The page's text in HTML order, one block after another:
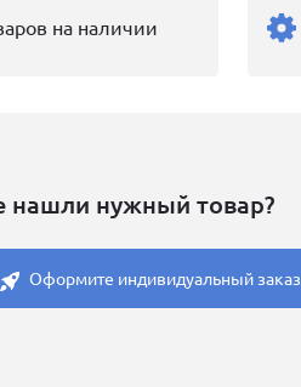
на наличии
нашли нужный товар?
Оформите индивидуальный заказ